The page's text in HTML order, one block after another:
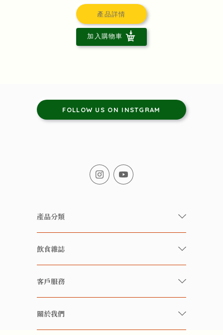
產品詳情
加入購物車
FOLLOW US ON INSTGRAM
產品分類
有機/無農藥新鮮蔬果
有機 / 無添加飲品
養生保健好東西
酒類
飲食雜誌
快樂家庭 飲食雜誌
雲南搜食記
粒粒皆辛苦
客戶服務
常見問題
關於我們